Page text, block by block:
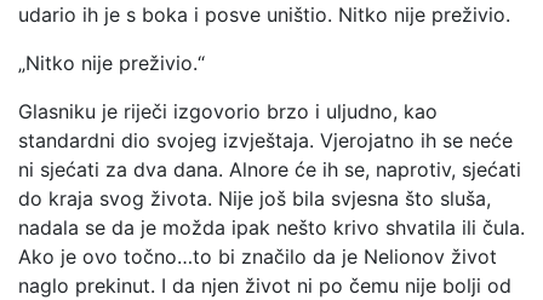
udario ih je s boka i posve uništio. Nitko nije preživio.
„Nitko nije preživio.“
Glasniku je riječi izgovorio brzo i uljudno, kao
standardni dio svojeg izvještaja. Vjerojatno ih se neće
ni sjećati za dva dana. Alnore će ih se, naprotiv, sjećati
do kraja svog života. Nije još bila svjesna što sluša,
nadala se da je možda ipak nešto krivo shvatila ili čula.
Ako je ovo točno…to bi značilo da je Nelionov život
naglo prekinut. I da njen život ni po čemu nije bolji od